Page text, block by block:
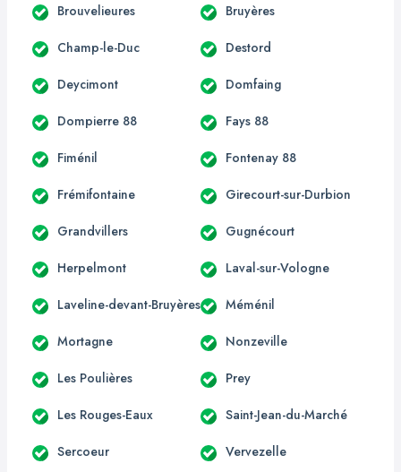
Brouvelieures Bruyères
Champ-le-Duc Destord
Deycimont Domfaing
Dompierre 88 Fays 88
Fiménil Fontenay 88
Frémifontaine Girecourt-sur-Durbion
Grandvillers Gugnécourt
Herpelmont Laval-sur-Vologne
Laveline-devant-Bruyères Méménil
Mortagne Nonzeville
Les Poulières Prey
Les Rouges-Eaux Saint-Jean-du-Marché
Sercoeur Vervezelle